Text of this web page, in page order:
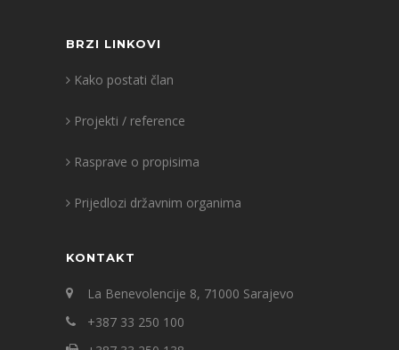
BRZI LINKOVI
Kako postati član
Projekti / reference
Rasprave o propisima
Prijedlozi državnim organima
KONTAKT
La Benevolencije 8, 71000 Sarajevo
+387 33 250 100